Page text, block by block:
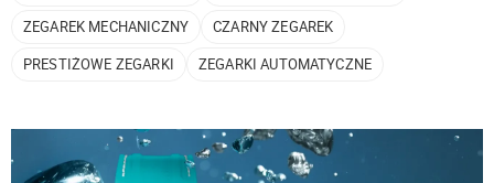
ZEGAREK MECHANICZNY
CZARNY ZEGAREK
PRESTIŻOWE ZEGARKI
ZEGARKI AUTOMATYCZNE